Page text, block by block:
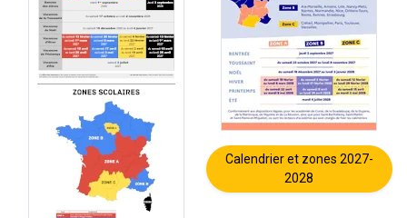
Calendrier et zones 2027-
2028